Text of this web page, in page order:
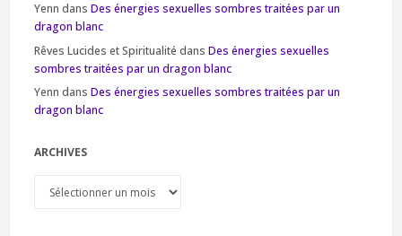
Yenn dans Des énergies sexuelles sombres traitées par un
dragon blanc
Rêves Lucides et Spiritualité dans Des énergies sexuelles
sombres traitées par un dragon blanc
Yenn dans Des énergies sexuelles sombres traitées par un
dragon blanc
ARCHIVES